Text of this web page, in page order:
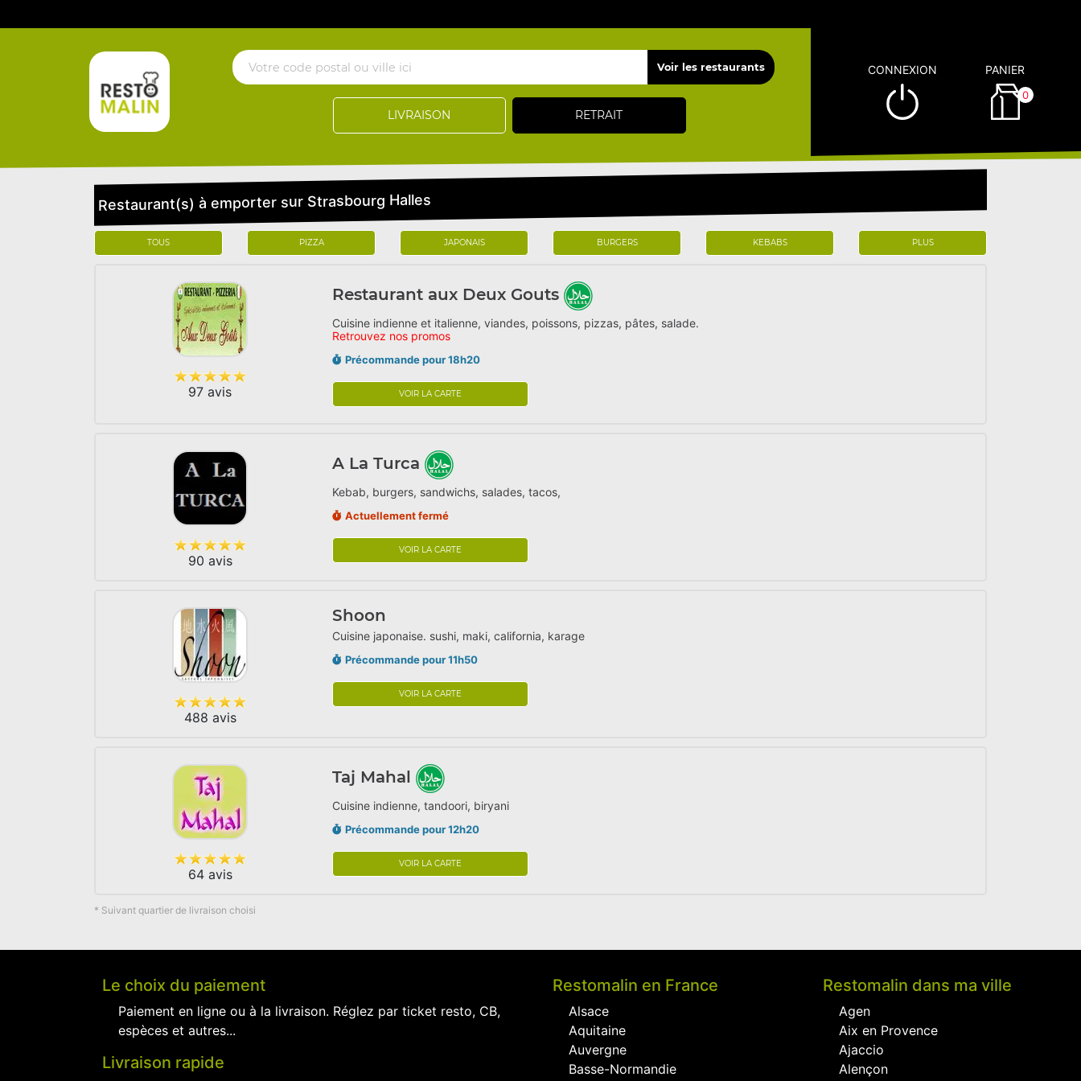
LIVRAISON RETRAIT
CONNEXION PANIER
0
Restaurant(s) à emporter sur Strasbourg Halles
TOUS PIZZA JAPONAIS BURGERS KEBABS PLUS
97 avis
Restaurant aux Deux Gouts
Cuisine indienne et italienne, viandes, poissons, pizzas, pâtes, salade.
Retrouvez nos promos
Précommande pour 18h20
VOIR LA CARTE
90 avis
A La Turca
Kebab, burgers, sandwichs, salades, tacos,
Actuellement fermé
VOIR LA CARTE
488 avis
Shoon
Cuisine japonaise. sushi, maki, california, karage
Précommande pour 11h50
VOIR LA CARTE
64 avis
Taj Mahal
Cuisine indienne, tandoori, biryani
Précommande pour 12h20
VOIR LA CARTE
* Suivant quartier de livraison choisi
Le choix du paiement
Paiement en ligne ou à la livraison. Réglez par ticket resto, CB,
espèces et autres...
Livraison rapide
Restomalin en France
Alsace
Aquitaine
Auvergne
Basse-Normandie
Restomalin dans ma ville
Agen
Aix en Provence
Ajaccio
Alençon